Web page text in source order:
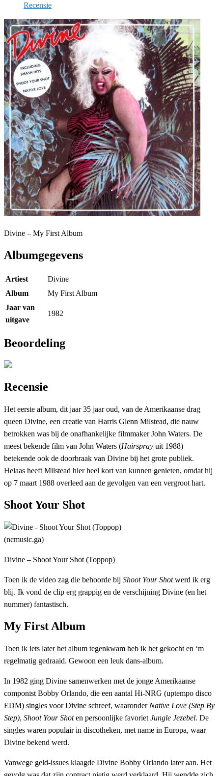
Recensie
Divine – My First Album
Albumgegevens
Artiest
Divine
Album
My First Album
Jaar van
uitgave
1982
Beoordeling
Recensie
Het eerste album, dit jaar 35 jaar oud, van de Amerikaanse drag
queen Divine, een creatie van Harris Glenn Milstead, die nauw
betrokken was bij de onafhankelijke filmmaker John Waters. De
meest bekende film van John Waters (Hairspray uit 1988)
betekende ook de doorbraak van Divine bij het grote publiek.
Helaas heeft Milstead hier heel kort van kunnen genieten, omdat hij
op 7 maart 1988 overleed aan de gevolgen van een vergroot hart.
Shoot Your Shot
Divine – Shoot Your Shot (Toppop)
Toen ik de video zag die behoorde bij Shoot Your Shotwerd ik erg
blij. Ik vond de clip erg grappig en de verschijning Divine (en het
nummer) fantastisch.
My First Album
Toen ik iets later het album tegenkwam heb ik het gekocht en ‘m
regelmatig gedraaid. Gewoon een leuk dans-album.
In 1982 ging Divine samenwerken met de jonge Amerikaanse
componist Bobby Orlando, die een aantal Hi-NRG (uptempo disco
EDM) singles voor Divine schreef, waaronder Native Love (Step By
Step), Shoot Your Shoten persoonlijke favoriet Jungle Jezebel. De
singles waren populair in discotheken, met name in Europa, waar
Divine bekend werd.
Vanwege geld-issues klaagde Divine Bobby Orlando later aan. Het